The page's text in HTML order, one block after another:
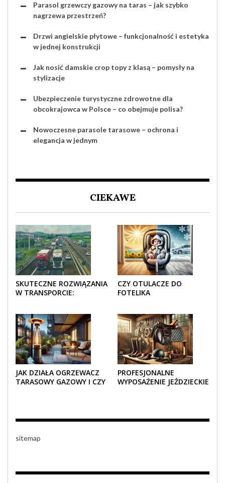
Parasol grzewczy gazowy na taras – jak szybko
nagrzewa przestrzeń?
Drzwi angielskie płytowe – funkcjonalność i estetyka
w jednej konstrukcji
Jak nosić damskie crop topy z klasą – pomysły na
stylizacje
Ubezpieczenie turystyczne zdrowotne dla
obcokrajowca w Polsce – co obejmuje polisa?
Nowoczesne parasole tarasowe – ochrona i
elegancja w jednym
CIEKAWE
SKUTECZNE ROZWIĄZANIA
W TRANSPORCIE:
CZY OTULACZE DO
FOTELIKA
ZIMĄ?
JAK DZIAŁA OGRZEWACZ
TARASOWY GAZOWY I CZY
PROFESJONALNE
WYPOSAŻENIE JEŹDZIECKIE
sitemap